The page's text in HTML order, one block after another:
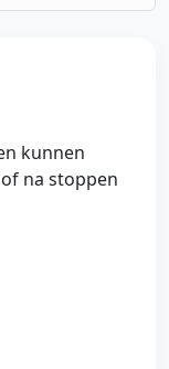
kunnen
na stoppen